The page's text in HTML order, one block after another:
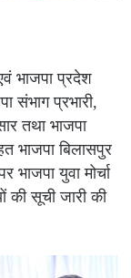
भाजपा प्रदेश
संभाग प्रभारी,
तथा भाजपा
भाजपा बिलासपुर
युवा मोर्चा
की सूची जारी की